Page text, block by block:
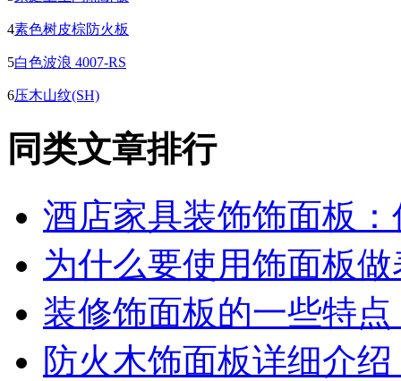
4素色树皮棕防火板
5白色波浪 4007-RS
6压木山纹(SH)
同类文章排行
酒店家具装饰饰面板
为什么要使用饰面板
装修饰面板的一些特点
防火木饰面板详细介绍